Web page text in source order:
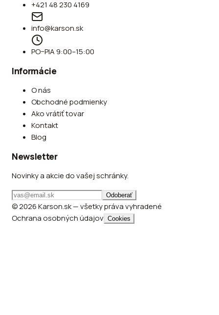
+421 48 230 4169
info@karson.sk
PO–PIA 9:00–15:00
Informácie
O nás
Obchodné podmienky
Ako vrátiť tovar
Kontakt
Blog
Newsletter
Novinky a akcie do vašej schránky.
Odoberať
© 2026 Karson.sk — všetky práva vyhradené
Ochrana osobných údajov Cookies